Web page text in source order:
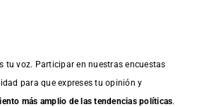
tu voz. Participar en nuestras encuestas
para que expreses tu opinión y
más amplio de las tendencias políticas.